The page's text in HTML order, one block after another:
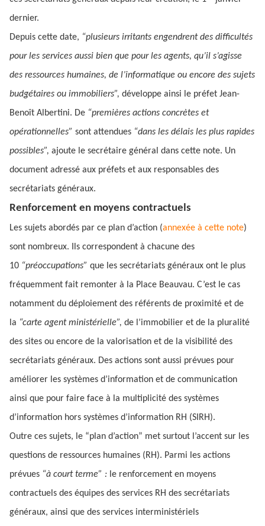
dernier.
Depuis cette date, “plusieurs irritants engendrent des difficultés
pour les services aussi bien que pour les agents, qu’il s’agisse
des ressources humaines, de l’informatique ou encore des sujets
budgétaires ou immobiliers”, développe ainsi le préfet Jean-
Benoît Albertini. De “premières actions concrètes et
opérationnelles” sont attendues “dans les délais les plus rapides
possibles”, ajoute le secrétaire général dans cette note. Un
document adressé aux préfets et aux responsables des
secrétariats généraux.
Renforcement en moyens contractuels
Les sujets abordés par ce plan d’action (annexée à cette note)
sont nombreux. Ils correspondent à chacune des
10 “préoccupations” que les secrétariats généraux ont le plus
fréquemment fait remonter à la Place Beauvau. C’est le cas
notamment du déploiement des référents de proximité et de
la “carte agent ministérielle”, de l’immobilier et de la pluralité
des sites ou encore de la valorisation et de la visibilité des
secrétariats généraux. Des actions sont aussi prévues pour
améliorer les systèmes d’information et de communication
ainsi que pour faire face à la multiplicité des systèmes
d’information hors systèmes d’information RH (SIRH).
Outre ces sujets, le “plan d’action” met surtout l’accent sur les
questions de ressources humaines (RH). Parmi les actions
prévues “à court terme” : le renforcement en moyens
contractuels des équipes des services RH des secrétariats
généraux, ainsi que des services interministériels